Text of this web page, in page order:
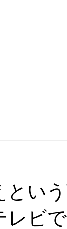
い
レビ